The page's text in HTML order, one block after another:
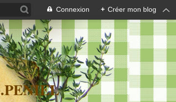
Connexion + Créer mon blog